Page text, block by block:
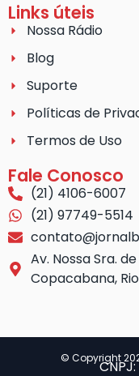
Links úteis
Nossa Rádio
Blog
Suporte
Políticas de
Termos de Uso
Fale Conosco
(21) 4106-6007
(21) 97749-5514
Av. Nossa Sra.
Copacabana,
© Copyright